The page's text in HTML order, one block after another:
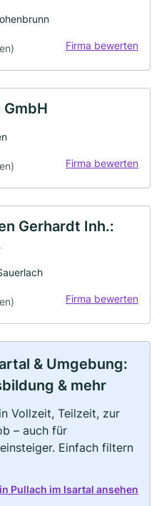
Firma bewerten
Firma bewerten
Gerhardt Inh.:
Firma bewerten
& Umgebung:
& mehr
Vollzeit, Teilzeit, zur
– auch für
Einfach filtern
Pullach im Isartal ansehen